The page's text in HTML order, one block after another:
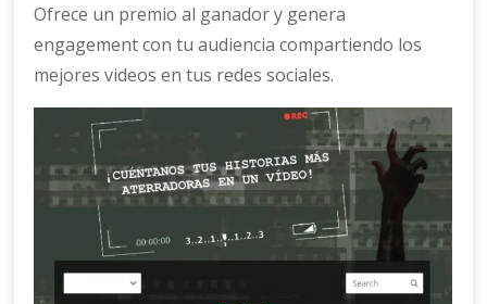
Ofrece un premio al ganador y genera
engagement con tu audiencia compartiendo los
mejores videos en tus redes sociales.